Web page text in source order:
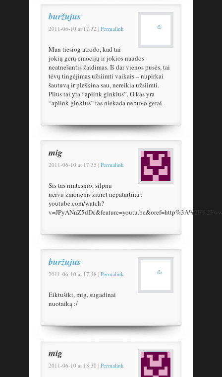
buržujus
2011-06-10 at 17:32 | Permalink
Man tiesiog atrodo, kad tai
jokių gerų emocijų ir jokios naudos
neatnešantis žaidimas. Iš dar vienos pusės, tai
tėvų tingėjimas užsiimti vaikais – nupirkai
šautuvą ir pleškina sau, nereikia užsiimti.
Plius tai yra “aplink ginklus”. O kas yra
“aplink ginklus” tas niekada nebuvo gerai.
mig
2011-06-10 at 17:35 | Permalink
Sis tas rimtesnio, silpnu
nervu zmonems ziuret nepatartina :
youtube.com/watch?
buržujus
2011-06-10 at 17:48 | Permalink
Eiktušikt, mig, sugadinai
nuotaiką :/
mig
2011-06-10 at 18:30 | Permalink